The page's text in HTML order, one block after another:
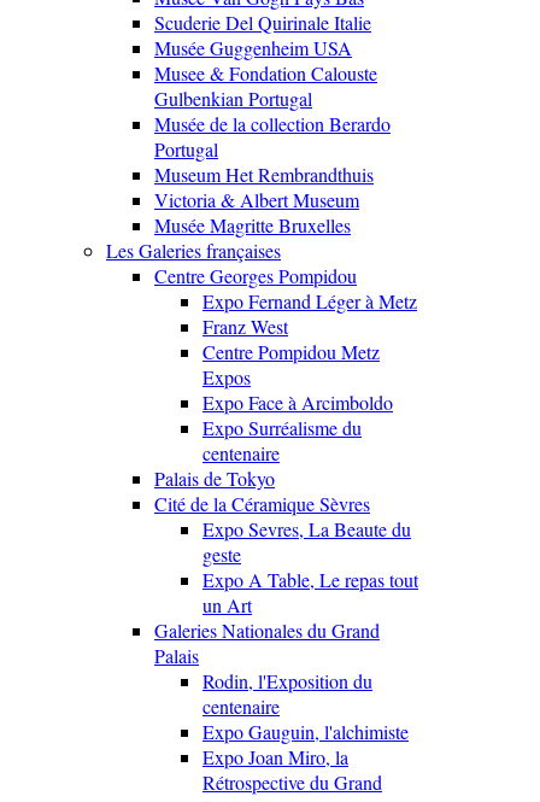
Scuderie Del Quirinale Italie
Musée Guggenheim USA
Musee & Fondation Calouste
Gulbenkian Portugal
Musée de la collection Berardo
Portugal
Museum Het Rembrandthuis
Victoria & Albert Museum
Musée Magritte Bruxelles
Les Galeries françaises
Centre Georges Pompidou
Expo Fernand Léger à Metz
Franz West
Centre Pompidou Metz
Expos
Expo Face à Arcimboldo
Expo Surréalisme du
centenaire
Palais de Tokyo
Cité de la Céramique Sèvres
Expo Sevres, La Beaute du
geste
Expo A Table, Le repas tout
un Art
Galeries Nationales du Grand
Palais
Rodin, l'Exposition du
centenaire
Expo Gauguin, l'alchimiste
Expo Joan Miro, la
Rétrospective du Grand